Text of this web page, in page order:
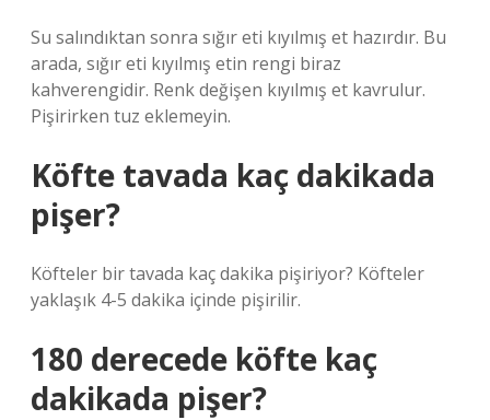
Su salındıktan sonra sığır eti kıyılmış et hazırdır. Bu
arada, sığır eti kıyılmış etin rengi biraz
kahverengidir. Renk değişen kıyılmış et kavrulur.
Pişirirken tuz eklemeyin.
Köfte tavada kaç dakikada
pişer?
Köfteler bir tavada kaç dakika pişiriyor? Köfteler
yaklaşık 4-5 dakika içinde pişirilir.
180 derecede köfte kaç
dakikada pişer?